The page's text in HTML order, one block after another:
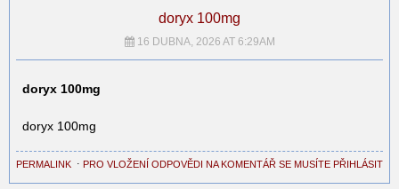
doryx 100mg
16 DUBNA, 2026 AT 6:29AM
doryx 100mg
doryx 100mg
PERMALINK ⋅ PRO VLOŽENÍ ODPOVĚDI NA KOMENTÁŘ SE MUSÍTE PŘIHLÁSIT